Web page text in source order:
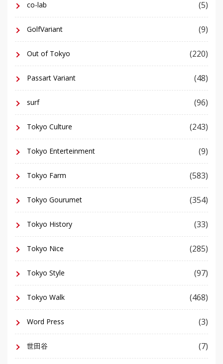
co-lab (5)
GolfVariant (9)
Out of Tokyo (220)
Passart Variant (48)
surf (96)
Tokyo Culture (243)
Tokyo Enterteinment (9)
Tokyo Farm (583)
Tokyo Gourumet (354)
Tokyo History (33)
Tokyo Nice (285)
Tokyo Style (97)
Tokyo Walk (468)
Word Press (3)
世田谷 (7)